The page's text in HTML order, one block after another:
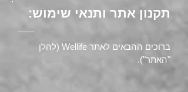
תקנון אתר ותנאי שימוש:
ברוכים ההבאים לאתר Wellife (להלן
"האתר").